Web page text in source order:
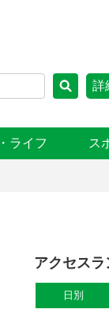
詳
ライフ ス
アクセス
日別